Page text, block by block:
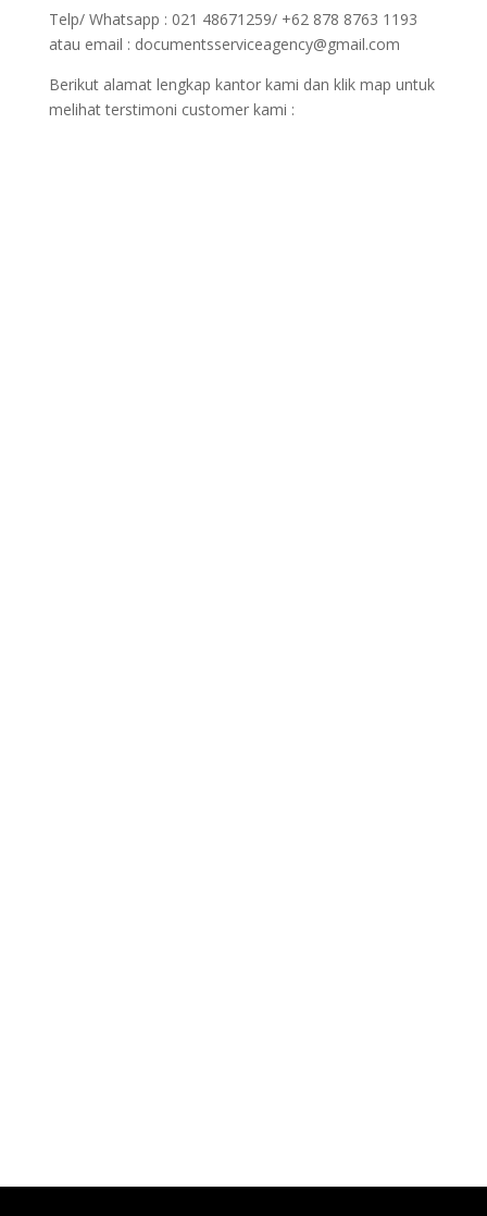
Telp/ Whatsapp : 021 48671259/ +62 878 8763 1193
atau email : documentsserviceagency@gmail.com
Berikut alamat lengkap kantor kami dan klik map untuk
melihat terstimoni customer kami :